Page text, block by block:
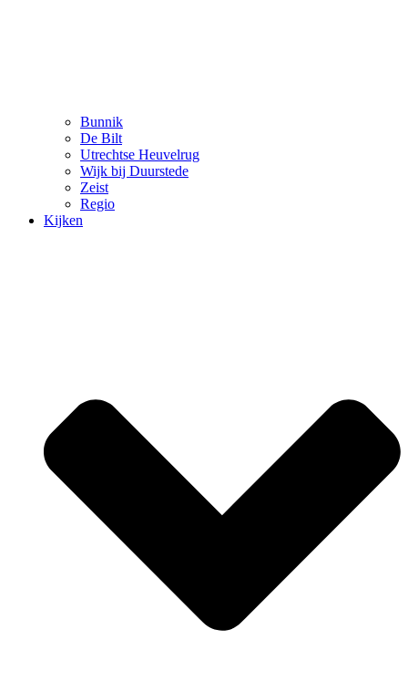
Bunnik
De Bilt
Utrechtse Heuvelrug
Wijk bij Duurstede
Zeist
Regio
Kijken